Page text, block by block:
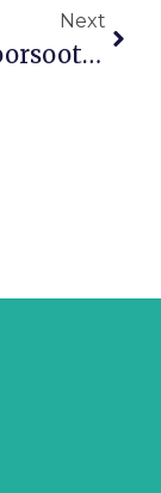
Next
Tartu Noorsootöö Keskus Valiti Aasta Noortekeskuseks